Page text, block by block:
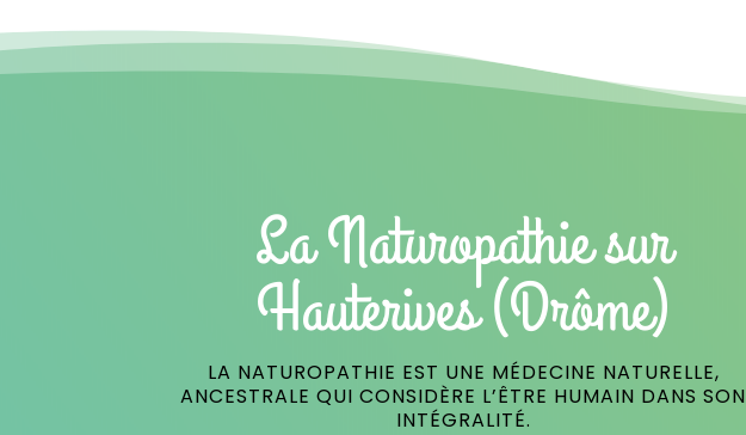
La Naturopathie sur
Hauterives (Drôme)
LA NATUROPATHIE EST UNE MÉDECINE NATURELLE,
ANCESTRALE QUI CONSIDÈRE L’ÊTRE HUMAIN DANS SON
INTÉGRALITÉ.